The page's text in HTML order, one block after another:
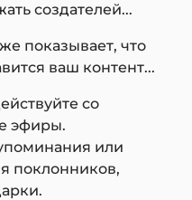
создателей...
показывает, что
ваш контент...
со
эфиры.
или
поклонников,